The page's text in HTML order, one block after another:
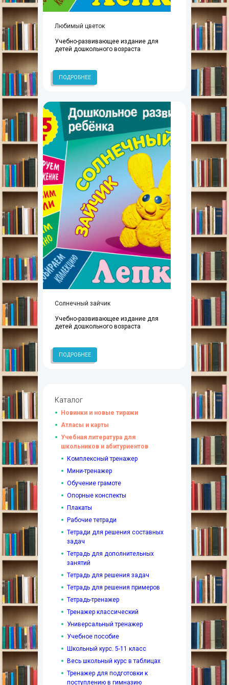
Любимый цветок
Учебно-развивающее издание для
детей дошкольного возраста
ПОДРОБНЕЕ
Солнечный зайчик
Учебно-развивающее издание для
детей дошкольного возраста
ПОДРОБНЕЕ
Каталог
Новинки и новые тиражи
Атласы и карты
Учебная литература для
школьников и абитуриентов
Комплексный тренажер
Мини-тренажер
Обучение грамоте
Опорные конспекты
Плакаты
Рабочие тетради
Тетради для решения составных
задач
Тетрадь для дополнительных
занятий
Тетрадь для решения задач
Тетрадь для решения примеров
Тетрадь-тренажер
Тренажер классический
Универсальный тренажер
Учебное пособие
Школьный курс. 5-11 класс
Весь школьный курс в таблицах
Тренажер для подготовки к
поступлению в гимназию